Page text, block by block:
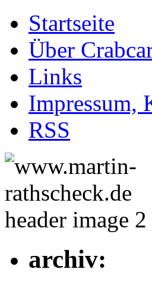
Startseite
Über
Links
Impressum,
RSS
archiv: